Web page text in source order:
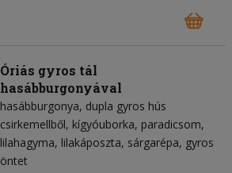
Óriás gyros tál
hasábburgonyával
hasábburgonya dupla gyros hús
csirkemellből kígyóuborka paradicsom
lilahagyma lilakáposzta sárgarépa gyros
öntet